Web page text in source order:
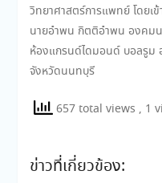
วิทยาศาสตร์การแพทย์ โดยเ
นายอำพน กิตติอำพน องคม
ห้องแกรนด์ไดมอนด์ บอลรูม
จังหวัดนนทบุรี
657 total views , 1
ข่าวที่เกี่ยวข้อง: